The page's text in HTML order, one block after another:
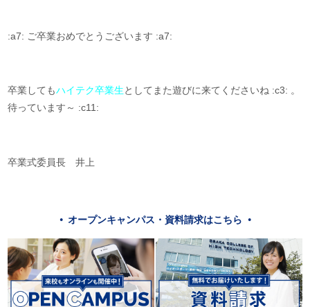
:a7: ご卒業おめでとうございます :a7:
卒業してもハイテク卒業生としてまた遊びに来てくださいね :c3: 。
待っています～ :c11:
卒業式委員長 井上
オープンキャンパス・資料請求はこちら